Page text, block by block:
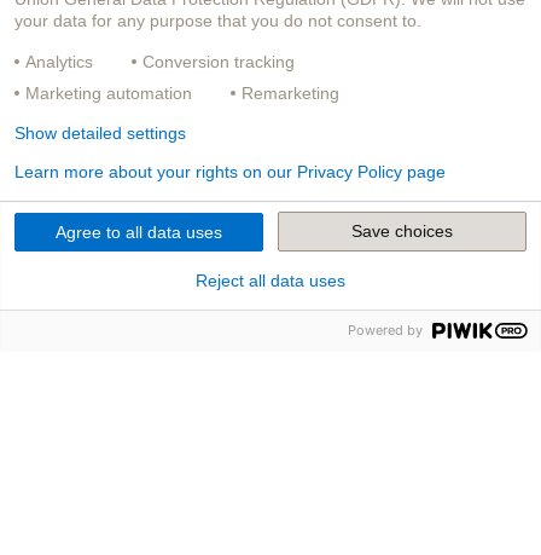
your data for any purpose that you do not consent to.
Analytics
Conversion tracking
Marketing automation
Remarketing
Agree to all data uses
Reject all data uses
Show detailed settings
Learn more about your rights on our Privacy Policy page
Save choices
Powered by